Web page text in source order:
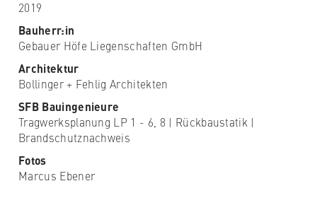
2019
Bauherr:in
Gebauer Höfe Liegenschaften GmbH
Architektur
Bollinger + Fehlig Architekten
SFB Bauingenieure
Tragwerksplanung LP 1 - 6, 8 | Rückbaustatik |
Brandschutznachweis
Fotos
Marcus Ebener